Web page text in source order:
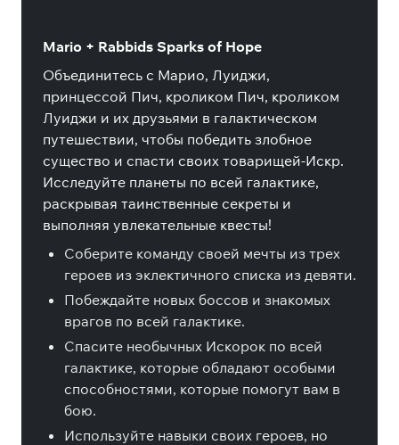
Mario + Rabbids Sparks of Hope
Объединитесь с Марио, Луиджи,
принцессой Пич, кроликом Пич, кроликом
Луиджи и их друзьями в галактическом
путешествии, чтобы победить злобное
существо и спасти своих товарищей-Искр.
Исследуйте планеты по всей галактике,
раскрывая таинственные секреты и
выполняя увлекательные квесты!
Соберите команду своей мечты из трех
героев из эклектичного списка из девяти.
Побеждайте новых боссов и знакомых
врагов по всей галактике.
Спасите необычных Искорок по всей
галактике, которые обладают особыми
способностями, которые помогут вам в
бою.
Используйте навыки своих героев, но